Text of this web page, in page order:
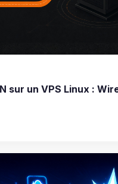
sur un VPS Linux :